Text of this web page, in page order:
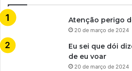
Atenção perigo
20 de março de 2024
Eu sei que dói
de eu voar
20 de março de 2024